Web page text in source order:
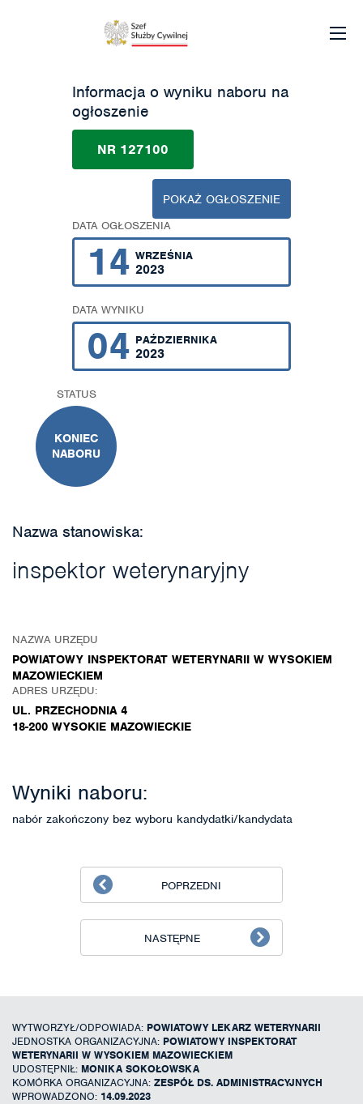
Informacja o wyniku naboru na
ogłoszenie
NR 127100
POKAŻ OGŁOSZENIE
DATA OGŁOSZENIA
14 WRZEŚNIA
2023
DATA WYNIKU
04 PAŹDZIERNIKA
2023
STATUS
KONIEC
NABORU
Nazwa stanowiska:
inspektor weterynaryjny
NAZWA URZĘDU
POWIATOWY INSPEKTORAT WETERYNARII W WYSOKIEM
MAZOWIECKIEM
ADRES URZĘDU:
UL. PRZECHODNIA 4
18-200 WYSOKIE MAZOWIECKIE
Wyniki naboru:
nabór zakończony bez wyboru kandydatki/kandydata
POPRZEDNI
NASTĘPNE
WYTWORZYŁ/ODPOWIADA: POWIATOWY LEKARZ WETERYNARII
JEDNOSTKA ORGANIZACYJNA: POWIATOWY INSPEKTORAT
WETERYNARII W WYSOKIEM MAZOWIECKIEM
UDOSTĘPNIŁ: MONIKA SOKOŁOWSKA
KOMÓRKA ORGANIZACYJNA: ZESPÓŁ DS. ADMINISTRACYJNYCH
WPROWADZONO: 14.09.2023